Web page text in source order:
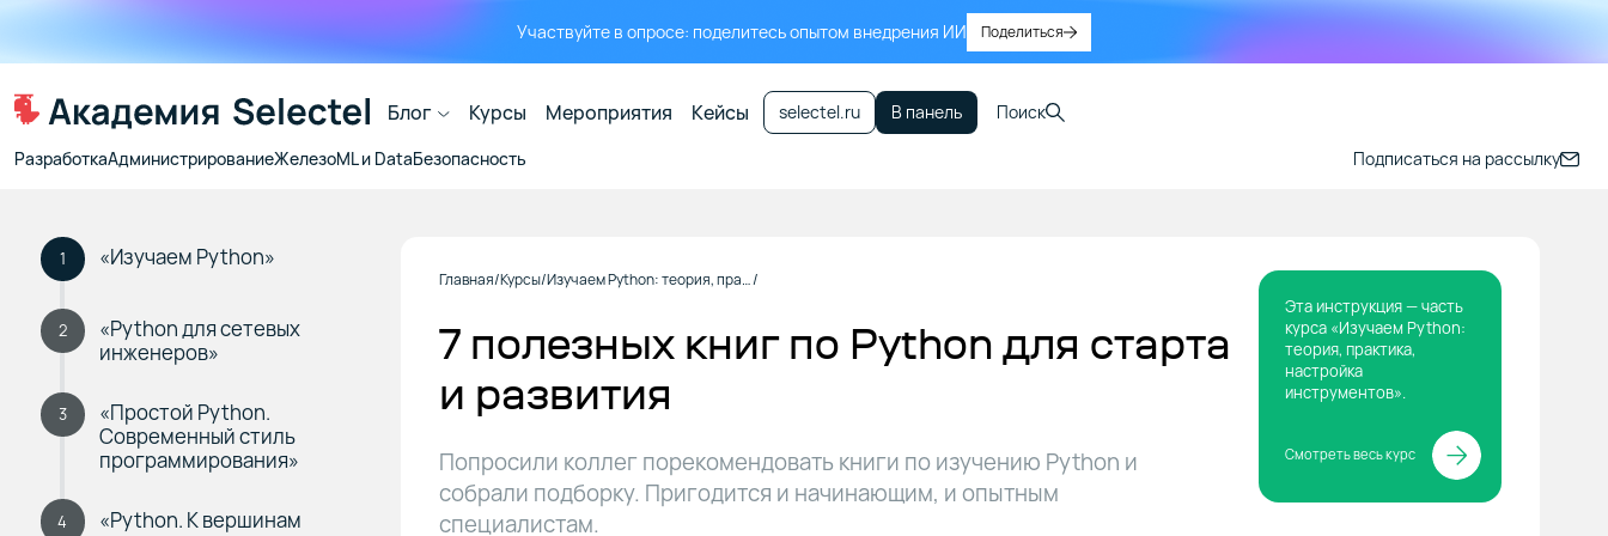
Участвуйте в опросе: поделитесь опытом внедрения ИИ Поделиться
Блог Курсы Мероприятия Кейсы selectel.ru В панель Поиск
РазработкаАдминистрированиеЖелезоML и DataБезопасность Подписаться на рассылку
1 «Изучаем Python»
2
«Python для сетевых
инженеров»
3
«Простой Python.
Современный стиль
программирования»
4
«Python. К вершинам
Главная Курсы Изучаем Python: теория, практика, настройка инструментов
7 полезных книг по Python для старта
и развития
Попросили коллег порекомендовать книги по изучению Python и
собрали подборку. Пригодится и начинающим, и опытным
специалистам.
Эта инструкция — часть
курса «Изучаем Python:
теория, практика,
настройка
инструментов».
Смотреть весь курс